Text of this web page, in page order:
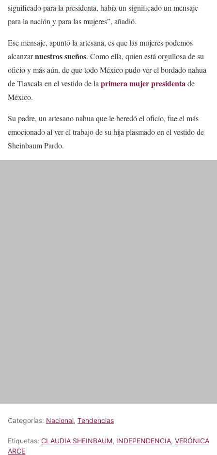
significado para la presidenta, había un significado un mensaje
para la nación y para las mujeres”, añadió.
Ese mensaje, apuntó la artesana, es que las mujeres podemos
alcanzarnuestros sueños. Como ella, quien está orgullosa de su
oficio y más aún, de que todo México pudo ver el bordado nahua
de Tlaxcala en el vestido de la primera mujer presidenta de
México.
Su padre, un artesano nahua que le heredó el oficio, fue el más
emocionado al ver el trabajo de su hija plasmado en el vestido de
Sheinbaum Pardo.
Categorías: Nacional, Tendencias
Etiquetas: CLAUDIA SHEINBAUM, INDEPENDENCIA, VERÓNICA
ARCE